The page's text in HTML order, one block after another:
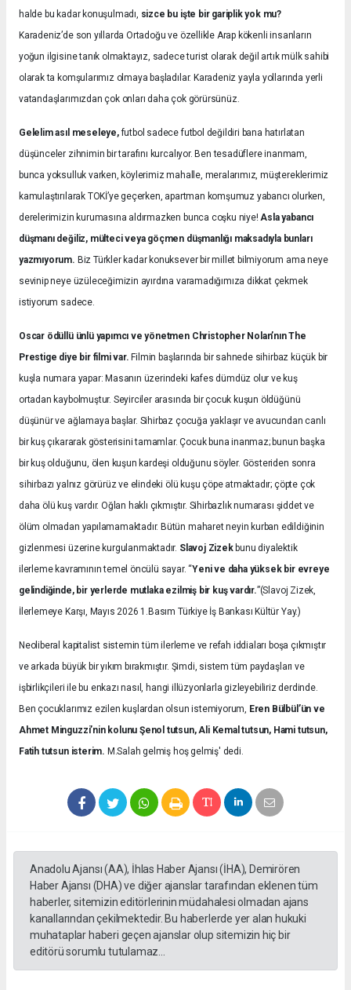
halde bu kadar konuşulmadı, sizce bu işte bir gariplik yok mu?
Karadeniz’de son yıllarda Ortadoğu ve özellikle Arap kökenli insanların
yoğun ilgisine tanık olmaktayız, sadece turist olarak değil artık mülk sahibi
olarak ta komşularımız olmaya başladılar. Karadeniz yayla yollarında yerli
vatandaşlarımızdan çok onları daha çok görürsünüz.
Gelelim asıl meseleye,futbol sadece futbol değildiri bana hatırlatan
düşünceler zihnimin bir tarafını kurcalıyor. Ben tesadüflere inanmam,
bunca yoksulluk varken, köylerimiz mahalle, meralarımız, müştereklerimiz
kamulaştırılarak TOKİ’ye geçerken, apartman komşumuz yabancı olurken,
derelerimizin kurumasına aldırmazken bunca coşku niye!Asla yabancı
düşmanı değiliz, mülteci veya göçmen düşmanlığı maksadıyla bunları
yazmıyorum. Biz Türkler kadar konuksever bir millet bilmiyorum ama neye
sevinip neye üzüleceğimizin ayırdına varamadığımıza dikkat çekmek
istiyorum sadece.
Oscar ödüllü ünlü yapımcı ve yönetmen Christopher Nolan’nın The
Prestige diye bir filmi var. Filmin başlarında bir sahnede sihirbaz küçük bir
kuşla numara yapar: Masanın üzerindeki kafes dümdüz olur ve kuş
ortadan kaybolmuştur. Seyirciler arasında bir çocuk kuşun öldüğünü
düşünür ve ağlamaya başlar. Sihirbaz çocuğa yaklaşır ve avucundan canlı
bir kuş çıkararak gösterisini tamamlar. Çocuk buna inanmaz; bunun başka
bir kuş olduğunu, ölen kuşun kardeşi olduğunu söyler. Gösteriden sonra
sihirbazı yalnız görürüz ve elindeki ölü kuşu çöpe atmaktadır; çöpte çok
daha ölü kuş vardır. Oğlan haklı çıkmıştır. Sihirbazlık numarası şiddet ve
ölüm olmadan yapılamamaktadır. Bütün maharet neyin kurban edildiğinin
gizlenmesi üzerine kurgulanmaktadır. Slavoj Zizekbunu diyalektik
ilerleme kavramının temel öncülü sayar. “Yeni ve daha yüksek bir evreye
gelindiğinde, bir yerlerde mutlaka ezilmiş bir kuş vardır.”(Slavoj Zizek,
İlerlemeye Karşı, Mayıs 2026 1.Basım Türkiye İş Bankası Kültür Yay.)
Neoliberal kapitalist sistemin tüm ilerleme ve refah iddiaları boşa çıkmıştır
ve arkada büyük bir yıkım bırakmıştır. Şimdi, sistem tüm paydaşları ve
işbirlikçileri ile bu enkazı nasıl, hangi illüzyonlarla gizleyebiliriz derdinde.
Ben çocuklarımız ezilen kuşlardan olsun istemiyorum, Eren Bülbül’ün ve
Ahmet Minguzzi’nin kolunu Şenol tutsun, Ali Kemal tutsun, Hami tutsun,
Fatih tutsun isterim. M.Salah gelmiş hoş gelmiş' dedi.
Anadolu Ajansı (AA), İhlas Haber Ajansı (İHA), Demirören
Haber Ajansı (DHA) ve diğer ajanslar tarafından eklenen tüm
haberler, sitemizin editörlerinin müdahalesi olmadan ajans
kanallarından çekilmektedir. Bu haberlerde yer alan hukuki
muhataplar haberi geçen ajanslar olup sitemizin hiç bir
editörü sorumlu tutulamaz...